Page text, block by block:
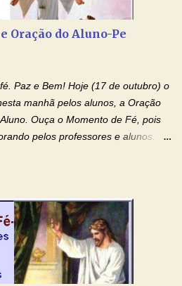
no poder de Seu Nome, peço
raízes da minha árvore
Jesus, purificador e vivificante,
Oração do Aluno-Pe
Paz e Bem! Hoje (17 de outubro) o
manhã pelos alunos, a Oração
Ouça o Momento de Fé, pois
pelos professores e alunos.
para o dia da prova. Confie no
materno de Nossa Senhora.
o amor de Maria! Adriana-Devoção e
eu sou estudante, e por sinal,
de eu estar aqui, conversando com